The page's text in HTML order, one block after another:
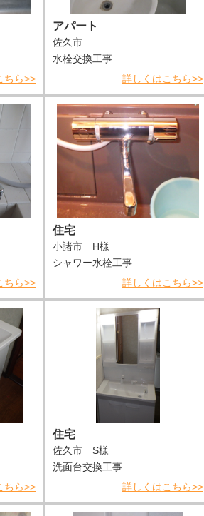
ちら>>
アパート
佐久市
水栓交換工事
詳しくはこちら>>
ちら>>
住宅
小諸市 H様
シャワー水栓工事
詳しくはこちら>>
ちら>>
住宅
佐久市 S様
洗面台交換工事
詳しくはこちら>>